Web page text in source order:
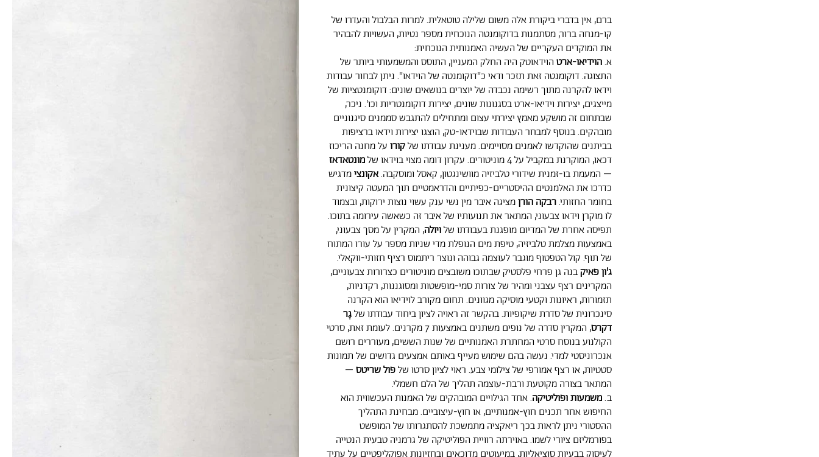
ברם, אין בדברי ביקורת אלה משום שלילה טוטאלית. למרות הבלבול והעדרו של
קו-מנחה ברור, מסתמנות בדוקומנטה הנוכחית מספר נטיות, העשויות להבהיר
את המוקדים העקריים של העשיה האמנותית הנוכחית:
א.הוידיאו-ארט הוידאוטק היה החלק המעניין, התוסס והמשמעותי ביותר של
התצוגה. דוקומנטה זאת תזכר ודאי כ"דוקומנטה של הוידאו". ניתן לבחור עבודות
וידאו להקרנה מתוך רשימה נכבדה של יוצרים בנושאים שונים: דוקומנטציות של
מייצגים, יצירות וידיאו-ארט בסגנונות שונים, יצירות דוקומנטריות וכו'. ניכר,
שבתחום זה מושקע מאמץ יצירתי עצום ומתחילים להתגבש סממנים סיגנוניים
מובהקים. בנוסף למבחר העבודות שבוידאו-טק, הוצגו יצירות וידאו ברציפות
בביתנים שהוקדשו לאמנים מסויימים. מענינת עבודתו שלקורו על מחנה הריכוז
דכאו, המוקרנת במקביל על 4 מוניטורים. עקרון דומה מצוי בוידאו של
מונטאדאז
– המעמת בו-זמנית שידורי טלביזיה מוושינגטון, קאסל ומוסקבה.אקונצימדגיש
כדרכו את האלמנטים ההיסטריים-כפיתיים והדראמטיים תוך המעטה קיצונית
בחומר החזותי.רבקה הורןמציגה איבר מין נשי ענק עשוי נוצות ירוקות, ובצמוד
לו מוקרן וידאו צבעוני, המתאר את תנועותיו של איבר זה כשאשה עירומה בתוכו.
תפיסה אחרת של המדיום מופגנת בעבודתו שלויולה, המקרין על מסך צבעוני,
באמצעות מצלמת טלביזיה, טיפת מים הנופלת מדי שניות מספר על עורו המתוח
של תוף. קול הטפטוף מוגבר לעוצמה גבוהה ונוצר ריתמוס רציף חזותי-ווקאלי.
ג'ון פאיקבנה גן פרחי פלסטיק שבתוכו משובצים מוניטורים כצרורות צבעוניים,
המקרינים רצף עצבני ומהיר של צורות סמי-מופשטות ומסוגננות, רקדניות,
תזמורות, ראיונות וקטעי מוסיקה מגוונים. תחום מקורב לוידיאו הוא הקרנה
סינכרונית של סדרת שיקופיות. בהקשר זה ראויה לציון ביחוד עבודתו שלגֶר
דקרס
, המקרין סדרה של נופים משתנים באמצעות 7 מקרנים. לעומת זאת, סרטי
הקולנוע בנוסח סרטי המחתרת האמנותיים של שנות הששים, מעוררים רושם
אנכרוניסטי למדי. נעשה בהם שימוש מעייף באותם אמצעים גדושים של תמונות
סטטיות, או רצף אמורפי של צילומי צבע. ראוי לציון סרטו שלפול שריטס –
המתאר בצורה מקוטעת ורבת-עוצמה תהליך של הלם חשמלי.
ב.משמעות ופוליטיקה. אחד הגילויים המובהקים של האמנות העכשווית הוא
החיפוש אחר תכנים חוץ-אמנותיים, או חוץ-עיצוביים. מבחינת התהליך
ההסטורי ניתן לראות בכך ריאקציה מתמשכת להסתגרותו של המופשט
בפורמליזם ציורי לשמו. באוירתה רוויית הפוליטיקה של גרמניה טבעית הנטייה
לעיסוק בבעיות סוציאליות, במיעוטים מדוכאים ובחזיונות אפוקליפטיים על עתיד